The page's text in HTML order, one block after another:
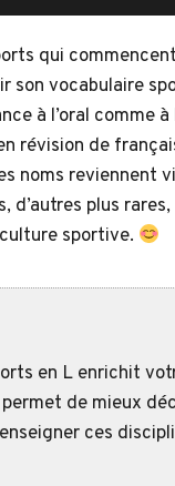
qui
son vocabulaire
à l’oral comme à
révision de
noms reviennent
d’autres plus
sportive.
en L enrichit
de mieux
ces